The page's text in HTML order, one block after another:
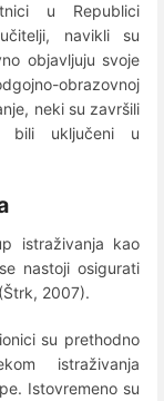
u Republici
navikli su
objavljuju svoje
obrazovnoj
neki su završili
bili uključeni u
istraživanja kao
nastoji osigurati
2007).
su prethodno
istraživanja
Istovremeno su